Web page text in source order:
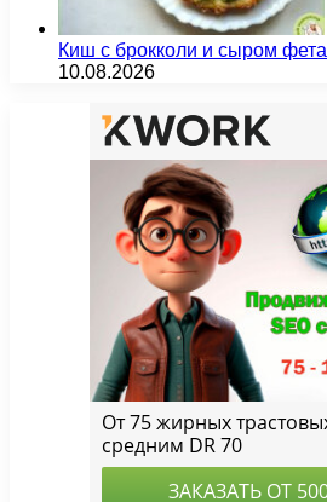
Киш с брокколи и сыром фета
10.08.2026